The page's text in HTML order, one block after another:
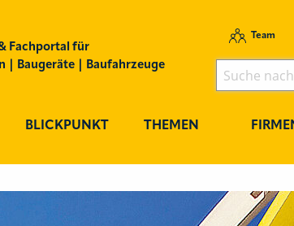
Fachportal für
| Baugeräte | Baufahrzeuge
Team
BLICKPUNKT THEMEN